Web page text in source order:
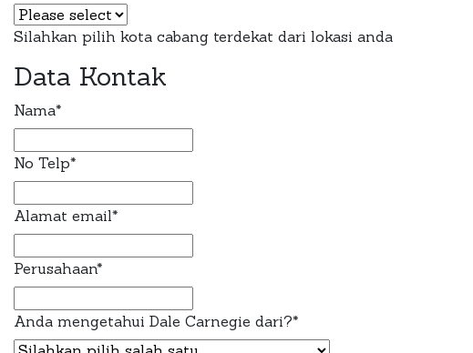
Silahkan pilih kota cabang terdekat dari lokasi anda
Data Kontak
Nama*
No Telp*
Alamat email*
Perusahaan*
Anda mengetahui Dale Carnegie dari?*